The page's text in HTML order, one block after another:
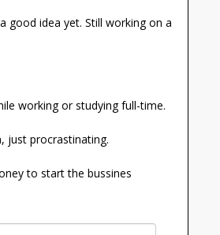
good idea yet. Still working on a
working or studying full-time.
just procrastinating.
to start the bussines